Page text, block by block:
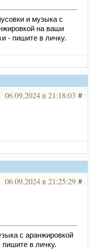
и музыка с
на ваши
- пишите в личку.
06.09.2024 в 21:18:03#
06.09.2024 в 21:25:29#
с аранжировкой
в личку.